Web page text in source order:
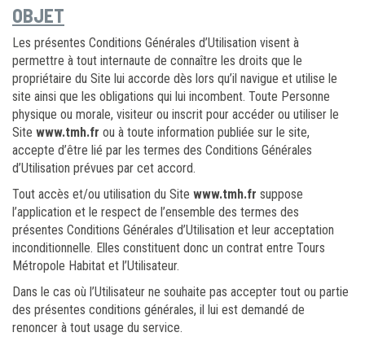
OBJET
Les présentes Conditions Générales d’Utilisation visent à
permettre à tout internaute de connaître les droits que le
propriétaire du Site lui accorde dès lors qu’il navigue et utilise le
site ainsi que les obligations qui lui incombent. Toute Personne
physique ou morale, visiteur ou inscrit pour accéder ou utiliser le
Site www.tmh.fr ou à toute information publiée sur le site,
accepte d’être lié par les termes des Conditions Générales
d’Utilisation prévues par cet accord.
Tout accès et/ou utilisation du Site www.tmh.fr suppose
l’application et le respect de l’ensemble des termes des
présentes Conditions Générales d’Utilisation et leur acceptation
inconditionnelle. Elles constituent donc un contrat entre Tours
Métropole Habitat et l’Utilisateur.
Dans le cas où l’Utilisateur ne souhaite pas accepter tout ou partie
des présentes conditions générales, il lui est demandé de
renoncer à tout usage du service.